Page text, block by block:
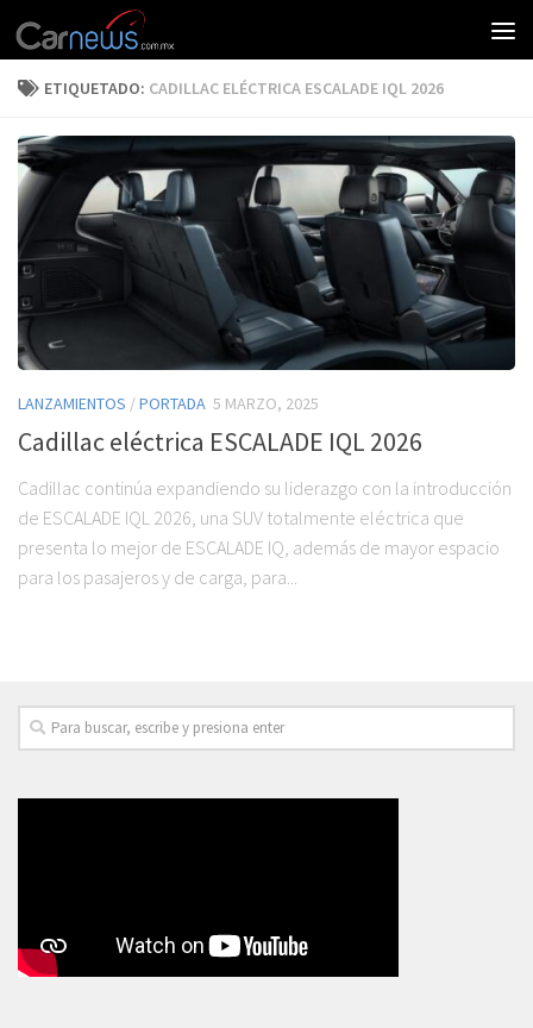
ETIQUETADO: CADILLAC ELÉCTRICA ESCALADE IQL 2026
LANZAMIENTOS /PORTADA 5 MARZO, 2025
Cadillac eléctrica ESCALADE IQL 2026
Cadillac continúa expandiendo su liderazgo con la introducción
de ESCALADE IQL 2026, una SUV totalmente eléctrica que
presenta lo mejor de ESCALADE IQ, además de mayor espacio
para los pasajeros y de carga, para...